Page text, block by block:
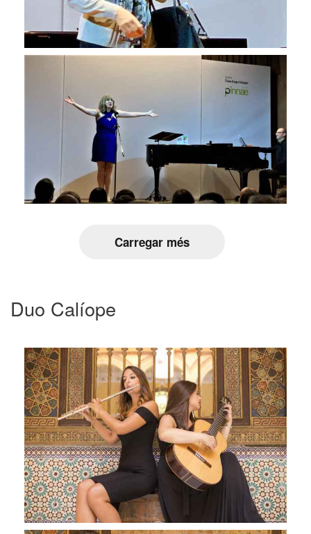
Carregar més
Duo Calíope